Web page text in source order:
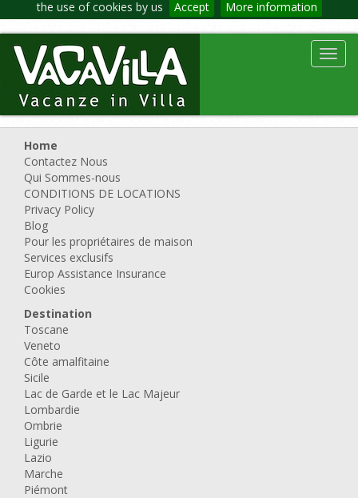
the use of cookies by us Accept More information
Home
Contactez Nous
Qui Sommes-nous
CONDITIONS DE LOCATIONS
Privacy Policy
Blog
Pour les propriétaires de maison
Services exclusifs
Europ Assistance Insurance
Cookies
Destination
Toscane
Veneto
Côte amalfitaine
Sicile
Lac de Garde et le Lac Majeur
Lombardie
Ombrie
Ligurie
Lazio
Marche
Piémont